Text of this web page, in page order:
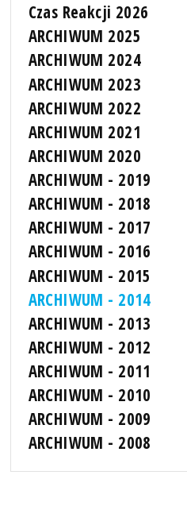
Czas Reakcji 2026
ARCHIWUM 2025
ARCHIWUM 2024
ARCHIWUM 2023
ARCHIWUM 2022
ARCHIWUM 2021
ARCHIWUM 2020
ARCHIWUM - 2019
ARCHIWUM - 2018
ARCHIWUM - 2017
ARCHIWUM - 2016
ARCHIWUM - 2015
ARCHIWUM - 2014
ARCHIWUM - 2013
ARCHIWUM - 2012
ARCHIWUM - 2011
ARCHIWUM - 2010
ARCHIWUM - 2009
ARCHIWUM - 2008